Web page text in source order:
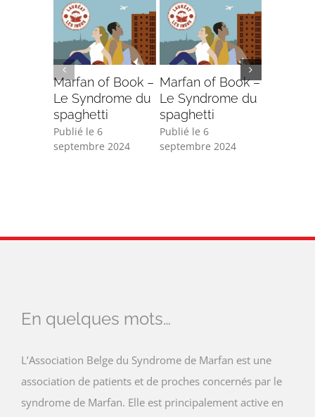
Marfan of Book –
Le Syndrome du
spaghetti
Publié le 6
septembre 2024
Marfan of Book –
Le Syndrome du
spaghetti
Publié le 6
septembre 2024
En quelques mots…
L’Association Belge du Syndrome de Marfan est une
association de patients et de proches concernés par le
syndrome de Marfan. Elle est principalement active en